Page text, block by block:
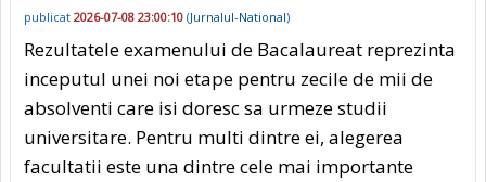
publicat 2026-07-08 23:00:10 (Jurnalul-National)
Rezultatele examenului de Bacalaureat reprezinta
inceputul unei noi etape pentru zecile de mii de
absolventi care isi doresc sa urmeze studii
universitare. Pentru multi dintre ei, alegerea
facultatii este una dintre cele mai importante